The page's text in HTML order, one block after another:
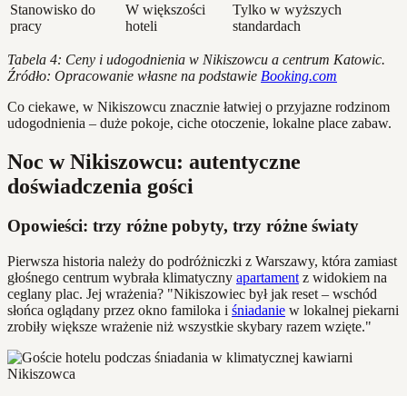
Stanowisko do
pracy
W większości
hoteli
Tylko w wyższych
standardach
Tabela 4: Ceny i udogodnienia w Nikiszowcu a centrum Katowic.
Źródło: Opracowanie własne na podstawie Booking.com
Co ciekawe, w Nikiszowcu znacznie łatwiej o przyjazne rodzinom
udogodnienia – duże pokoje, ciche otoczenie, lokalne place zabaw.
Noc w Nikiszowcu: autentyczne
doświadczenia gości
Opowieści: trzy różne pobyty, trzy różne światy
Pierwsza historia należy do podróżniczki z Warszawy, która zamiast
głośnego centrum wybrała klimatyczny apartament z widokiem na
ceglany plac. Jej wrażenia? "Nikiszowiec był jak reset – wschód
słońca oglądany przez okno familoka i śniadanie w lokalnej piekarni
zrobiły większe wrażenie niż wszystkie skybary razem wzięte."